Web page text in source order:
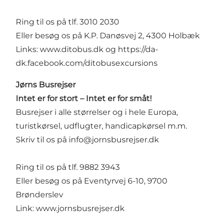
Ring til os på tlf. 3010 2030
Eller besøg os på K.P. Danøsvej 2, 4300 Holbæk
Links: www.ditobus.dk og https://da-
dk.facebook.com/ditobusexcursions
Jørns Busrejser
Intet er for stort – Intet er for småt!
Busrejser i alle størrelser og i hele Europa,
turistkørsel, udflugter, handicapkørsel m.m.
Skriv til os på info@jornsbusrejser.dk
Ring til os på tlf. 9882 3943
Eller besøg os på Eventyrvej 6-10, 9700
Brønderslev
Link: www.jornsbusrejser.dk